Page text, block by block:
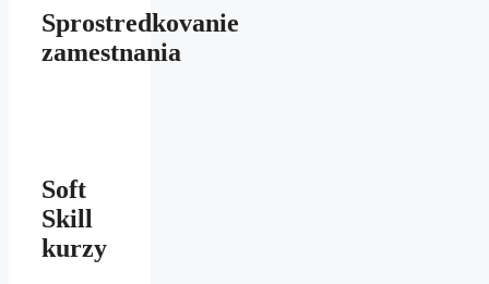
Sprostredkovanie
zamestnania
Soft
Skill
kurzy